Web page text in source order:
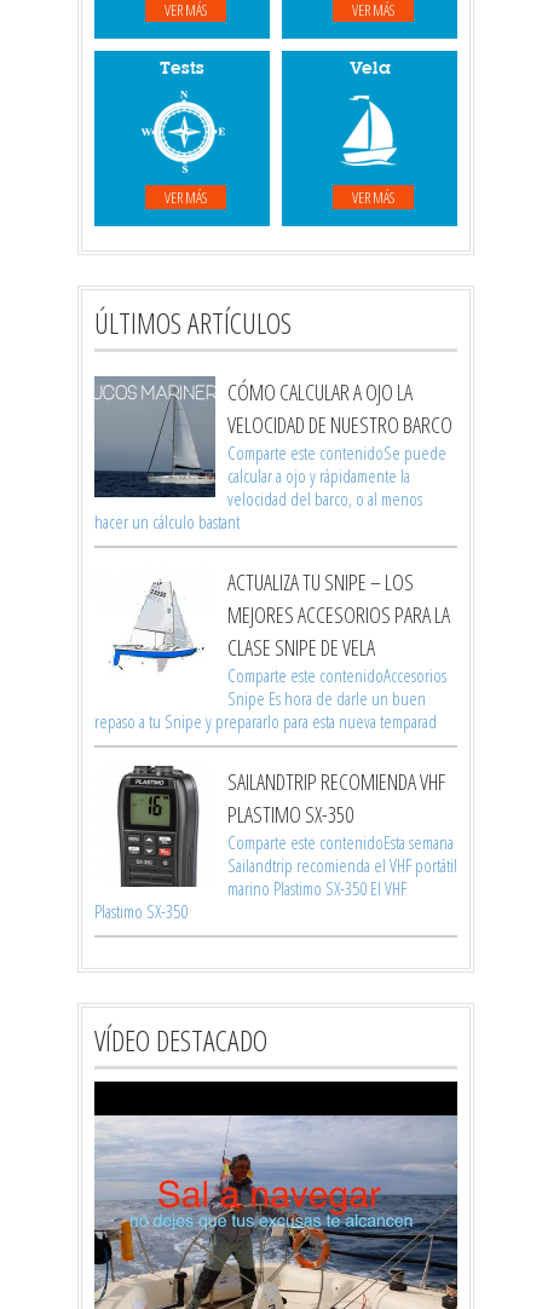
VER MÁS VER MÁS
Tests
VER MÁS
Vela
VER MÁS
ÚLTIMOS ARTÍCULOS
CÓMO CALCULAR A OJO LA
VELOCIDAD DE NUESTRO BARCO
Comparte este contenidoSe puede
calcular a ojo y rápidamente la
velocidad del barco, o al menos
hacer un cálculo bastant
ACTUALIZA TU SNIPE – LOS
MEJORES ACCESORIOS PARA LA
CLASE SNIPE DE VELA
Comparte este contenidoAccesorios
Snipe Es hora de darle un buen
repaso a tu Snipe y prepararlo para esta nueva temparad
SAILANDTRIP RECOMIENDA VHF
PLASTIMO SX-350
Comparte este contenidoEsta semana
Sailandtrip recomienda el VHF portátil
marino Plastimo SX-350 El VHF
Plastimo SX-350
VÍDEO DESTACADO